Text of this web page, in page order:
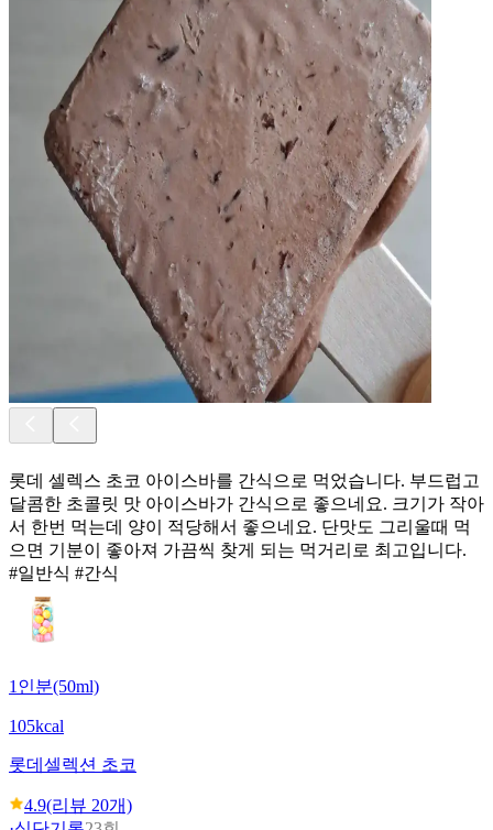
롯데 셀렉스 초코 아이스바를 간식으로 먹었습니다. 부드럽고
달콤한 초콜릿 맛 아이스바가 간식으로 좋으네요. 크기가 작아
서 한번 먹는데 양이 적당해서 좋으네요. 단맛도 그리울때 먹
으면 기분이 좋아져 가끔씩 찾게 되는 먹거리로 최고입니다.
#일반식 #간식
1인분(50ml)
105kcal
롯데 셀렉션 초코
4.9(리뷰 20개)